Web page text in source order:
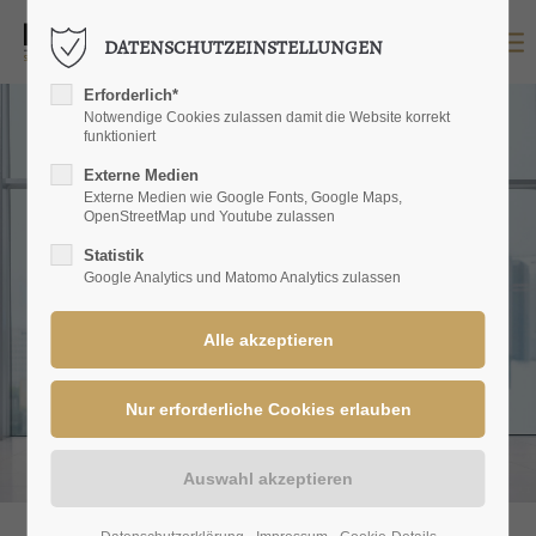
LOGIN
Benutzername
Passwort
Anmelden
|Lost your password?
SUPPORT
DATENSCHUTZEINSTELLUNGEN
Erforderlich*
Notwendige Cookies zulassen damit die Website korrekt
funktioniert
Externe Medien
Externe Medien wie Google Fonts, Google Maps,
OpenStreetMap und Youtube zulassen
Statistik
Google Analytics und Matomo Analytics zulassen